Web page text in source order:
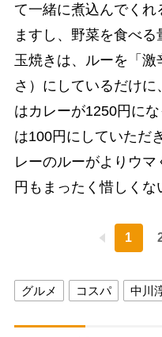
て一緒に煮込んでくれ
ますし、野菜を食べ
玉焼きは、ルーを「
さ）にしているだけ
はカレーが1250円に
は100円にしていただ
レーのルーがよりウ
円もまったく惜しくな
1
グルメ コスパ 中川